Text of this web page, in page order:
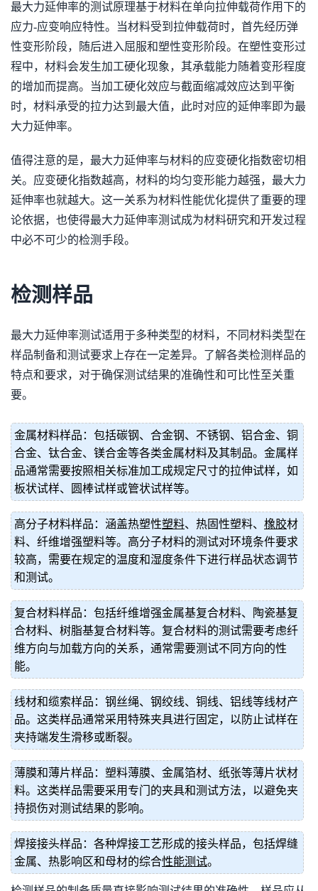
最大力延伸率的测试原理基于材料在单向拉伸载荷作用下的
应力-应变响应特性。当材料受到拉伸载荷时，首先经历弹
性变形阶段，随后进入屈服和塑性变形阶段。在塑性变形过
程中，材料会发生加工硬化现象，其承载能力随着变形程度
的增加而提高。当加工硬化效应与截面缩减效应达到平衡
时，材料承受的拉力达到最大值，此时对应的延伸率即为最
大力延伸率。
值得注意的是，最大力延伸率与材料的应变硬化指数密切相
关。应变硬化指数越高，材料的均匀变形能力越强，最大力
延伸率也就越大。这一关系为材料性能优化提供了重要的理
论依据，也使得最大力延伸率测试成为材料研究和开发过程
中必不可少的检测手段。
检测样品
最大力延伸率测试适用于多种类型的材料，不同材料类型在
样品制备和测试要求上存在一定差异。了解各类检测样品的
特点和要求，对于确保测试结果的准确性和可比性至关重
要。
金属材料样品：包括碳钢、合金钢、不锈钢、铝合金、铜
合金、钛合金、镁合金等各类金属材料及其制品。金属样
品通常需要按照相关标准加工成规定尺寸的拉伸试样，如
板状试样、圆棒试样或管状试样等。
高分子材料样品：涵盖热塑性塑料、热固性塑料、 橡胶材
料、纤维增强塑料等。高分子材料的测试对环境条件要求
较高，需要在规定的温度和湿度条件下进行样品状态调节
和测试。
复合材料样品：包括纤维增强金属基复合材料、陶瓷基复
合材料、树脂基复合材料等。复合材料的测试需要考虑纤
维方向与加载方向的关系，通常需要测试不同方向的性
能。
线材和缆索样品：钢丝绳、钢绞线、铜线、铝线等线材产
品。这类样品通常采用特殊夹具进行固定，以防止试样在
夹持端发生滑移或断裂。
薄膜和薄片样品：塑料薄膜、金属箔材、纸张等薄片状材
料。这类样品需要采用专门的夹具和测试方法，以避免夹
持损伤对测试结果的影响。
焊接接头样品：各种焊接工艺形成的接头样品，包括焊缝
金属、热影响区和母材的综合性能测试。